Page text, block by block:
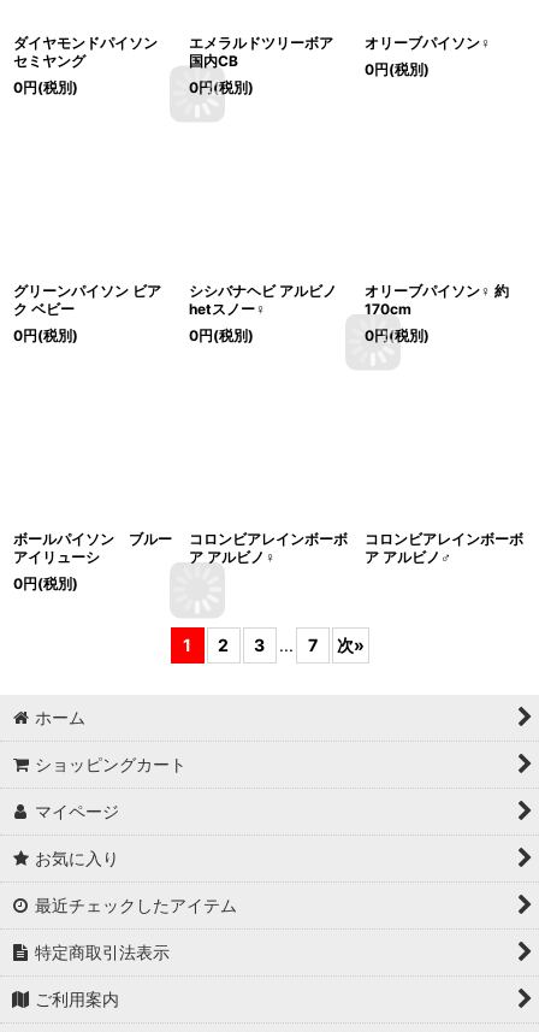
ダイヤモンドパイソン
セミヤング
0円(税別)
エメラルドツリーボア
国内CB
0円(税別)
オリーブパイソン♀
0円(税別)
グリーンパイソン ビア
ク ベビー
0円(税別)
シシバナヘビ アルビノ
hetスノー♀
0円(税別)
オリーブパイソン♀ 約
170cm
0円(税別)
ボールパイソン ブルー
アイリューシ
0円(税別)
コロンビアレインボーボ
ア アルビノ♀
コロンビアレインボーボ
ア アルビノ♂
1 2 3 ... 7 次»
ホーム
ショッピングカート
マイページ
お気に入り
最近チェックしたアイテム
特定商取引法表示
ご利用案内